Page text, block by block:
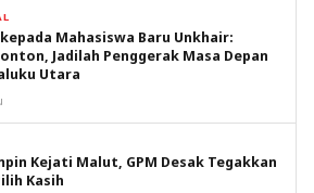
Mahasiswa Baru Unkhair:
Jadilah Penggerak Masa Depan
Utara
Kejati Malut, GPM Desak Tegakkan
Kasih